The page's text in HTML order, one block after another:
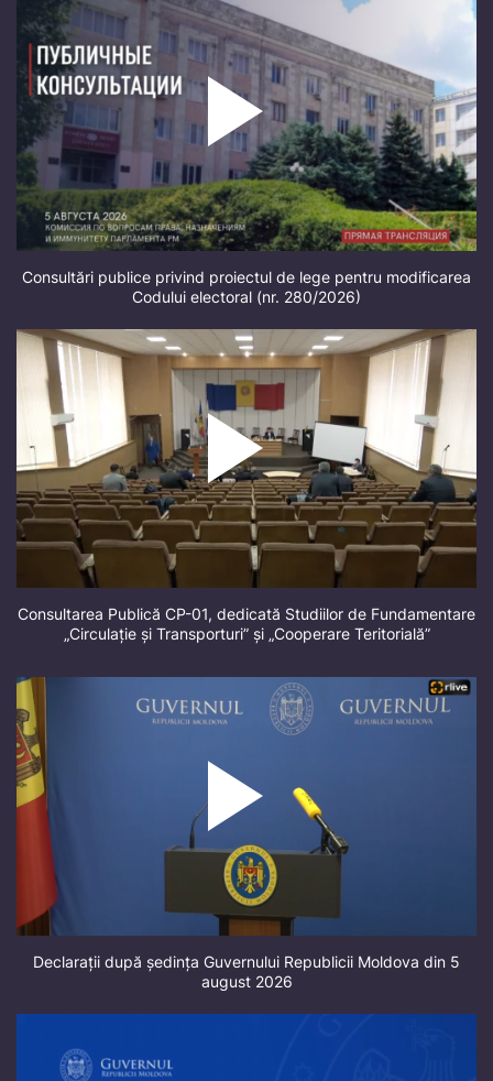
Consultări publice privind proiectul de lege pentru modificarea
Codului electoral (nr. 280/2026)
Consultarea Publică CP-01, dedicată Studiilor de Fundamentare
„Circulație și Transporturi” și „Cooperare Teritorială”
Declarații după ședința Guvernului Republicii Moldova din 5
august 2026